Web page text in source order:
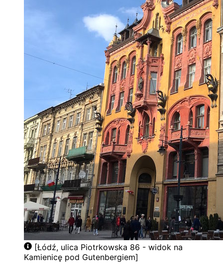
[Łódź, ulica Piotrkowska 86 - widok na
Kamienicę pod Gutenbergiem]